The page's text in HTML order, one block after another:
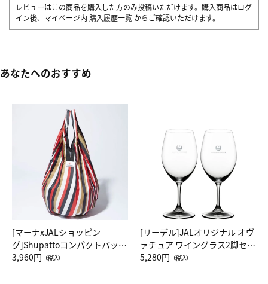
レビューはこの商品を購入した方のみ投稿いただけます。購入商品はログ
イン後、マイページ内 購入履歴一覧 からご確認いただけます。
あなたへのおすすめ
[マーナxJALショッピン
グ]Shupattoコンパクトバッグ
Drop JAL客室乗務員（LC）ス
3,960円 （税込）
[リーデル]JALオリジナル オヴ
ァチュア ワイングラス2脚セッ
ト（レッドワイン）
5,280円 （税込）